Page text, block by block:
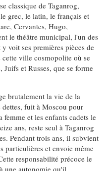
classique de Taganrog,
grec, le latin, le français et
Cervantes, Hugo,
le théâtre municipal, l'un des
voit ses premières pièces de
ville cosmopolite où se
et Russes, que se forme
brutalement la vie de la
fuit à Moscou pour
femme et les enfants cadets le
ans, reste seul à Taganrog
Pendant trois ans, il subvient
particulières et envoie même
responsabilité précoce le